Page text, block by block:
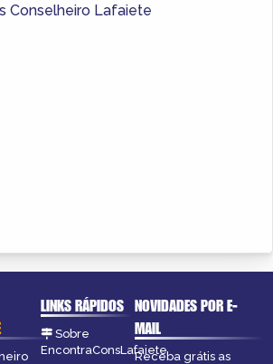
Conselheiro Lafaiete
LINKS RÁPIDOS
Sobre
EncontraConsLafaiete
NOVIDADES POR E-
MAIL
Receba grátis as